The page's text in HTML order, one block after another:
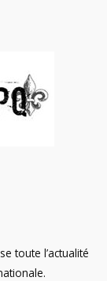
toute l’actualité